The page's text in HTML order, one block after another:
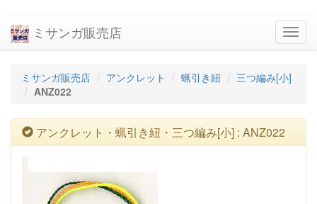
ミサンガ販売店
ミサンガ販売店 アンクレット 蝋引き紐
三つ編み[小]
ANZ022
アンクレット・蝋引き紐・三つ編み[小] : ANZ022